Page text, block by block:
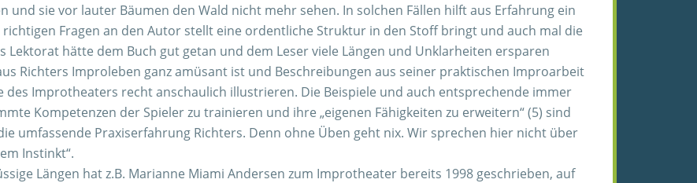
und sie vor lauter Bäumen den Wald nicht mehr sehen. In solchen Fällen hilft aus Erfahrung ein
Fragen an den Autor stellt eine ordentliche Struktur in den Stoff bringt und auch mal die
Lektorat hätte dem Buch gut getan und dem Leser viele Längen und Unklarheiten ersparen
Richters Improleben ganz amüsant ist und Beschreibungen aus seiner praktischen Improarbeit
Improtheaters recht anschaulich illustrieren. Die Beispiele und auch entsprechende immer
Kompetenzen der Spieler zu trainieren und ihre „eigenen Fähigkeiten zu erweitern“ (5) sind
umfassende Praxiserfahrung Richters. Denn ohne Üben geht nix. Wir sprechen hier nicht über
Instinkt“.
Längen hat z.B. Marianne Miami Andersen zum Improtheater bereits 1998 geschrieben, auf